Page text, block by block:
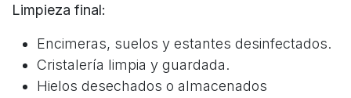
Limpieza final:
Encimeras, suelos y estantes desinfectados.
Cristalería limpia y guardada.
Hielos desechados o almacenados